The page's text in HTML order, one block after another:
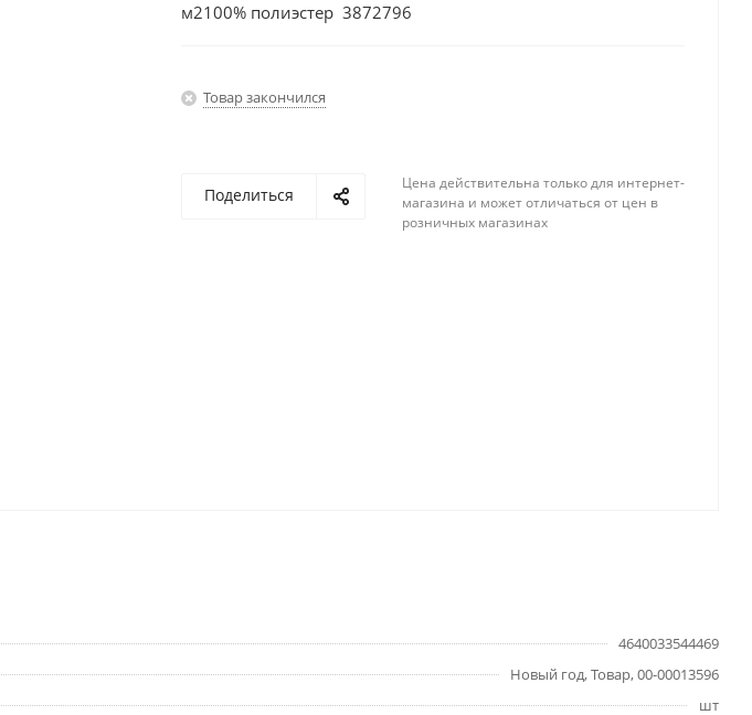
м2100% полиэстер 3872796
Товар закончился
Поделиться
Цена действительна только для интернет-
магазина и может отличаться от цен в
розничных магазинах
4640033544469
Новый год, Товар, 00-00013596
шт